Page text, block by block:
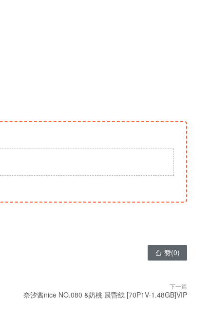
 赞(0)
下一篇
奈汐酱nice NO.080 &奶桃 晨昏线 [70P1V-1.48GB]VIP